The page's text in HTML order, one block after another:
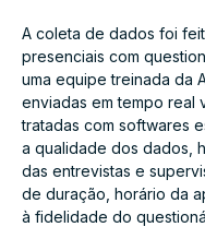
A coleta de dados foi
presenciais com
uma equipe treinada da
enviadas em tempo real
tratadas com softwares
a qualidade dos dados,
das entrevistas e
de duração, horário da
à fidelidade do